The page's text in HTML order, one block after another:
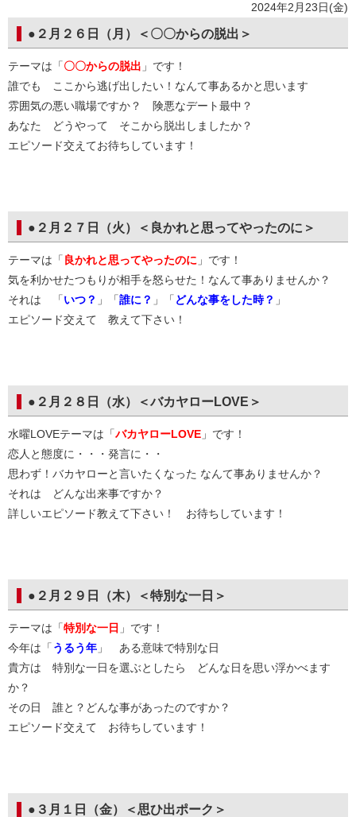
2024年2月23日(金)
●２月２６日（月）＜〇〇からの脱出＞
テーマは「〇〇からの脱出 」です！
誰でも ここから逃げ出したい！なんて事あるかと思います
雰囲気の悪い職場ですか？ 険悪なデート最中？
あなた どうやって そこから脱出しましたか？
エピソード交えてお待ちしています！
●２月２７日（火）＜良かれと思ってやったのに＞
テーマは「 良かれと思ってやったのに 」です！
気を利かせたつもりが相手を怒らせた！なんて事ありませんか？
それは 「いつ？ 」「誰に？ 」「 どんな事をした時？ 」
エピソード交えて 教えて下さい！
●２月２８日（水）＜バカヤローLOVE＞
水曜LOVEテーマは「バカヤローLOVE 」です！
恋人と態度に・・・発言に・・
思わず！バカヤローと言いたくなった なんて事ありませんか？
それは どんな出来事ですか？
詳しいエピソード教えて下さい！ お待ちしています！
●２月２９日（木）＜特別な一日＞
テーマは「特別な一日 」です！
今年は「 うるう年 」 ある意味で特別な日
貴方は 特別な一日を選ぶとしたら どんな日を思い浮かべます
か？
その日 誰と？どんな事があったのですか？
エピソード交えて お待ちしています！
●３月１日（金）＜思ひ出ポーク＞